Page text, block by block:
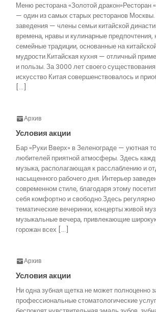
Меню ресторана «Золотой дракон»Ресторан
— один из самых старых ресторанов
заведения — члены семьи китайской
времена, нравы и кулинарные предпочтения,
семейные традиции, основанные на
мудрости.Китайская кухня — отличный
и пользы. За 3000 лет своего
искусство Китая совершенствовалось и
[…]
Архив
Условия акции
Бар «Руки Вверх» в Зеленограде — уютная
любителей приятной атмосферы. Здесь
музыка, располагающая к расслаблению и
насыщенного рабочего дня. Интерьер
современном стиле, благодаря этому
себя комфортно и свободно.Здесь
тематические вечеринки, концерты живой
музыкальные вечера, привлекающие
горожан всех […]
Архив
Условия акции
Ни одна зубная щетка не может полноценно
профессиональные стоматологические